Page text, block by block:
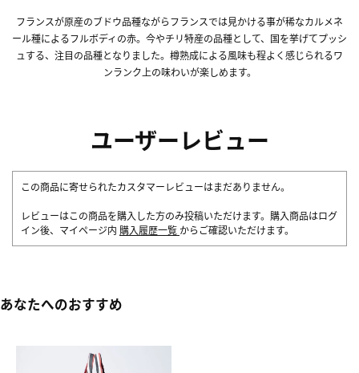
フランスが原産のブドウ品種ながらフランスでは見かける事が稀なカルメネ
ール種によるフルボディの赤。今やチリ特産の品種として、国を挙げてプッシ
ュする、注目の品種となりました。樽熟成による風味も程よく感じられるワ
ンランク上の味わいが楽しめます。
ユーザーレビュー
この商品に寄せられたカスタマーレビューはまだありません。
レビューはこの商品を購入した方のみ投稿いただけます。購入商品はログ
イン後、マイページ内 購入履歴一覧 からご確認いただけます。
あなたへのおすすめ